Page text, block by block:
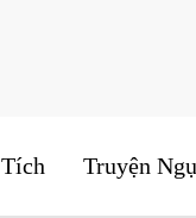
Truyện